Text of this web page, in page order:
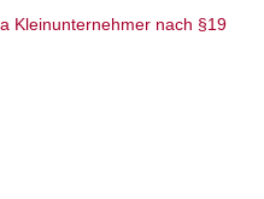
Kleinunternehmer nach §19